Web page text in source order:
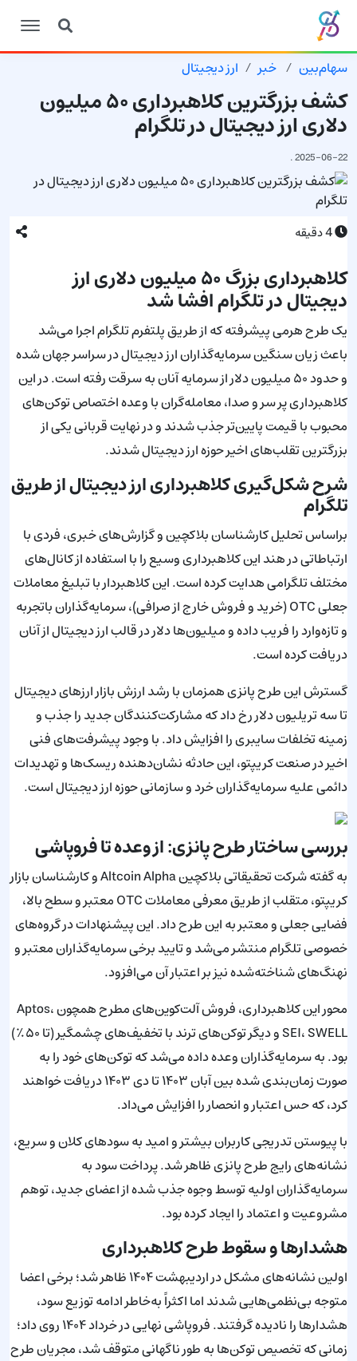
سهام‌بین خبر ارز دیجیتال
کشف بزرگترین کلاهبرداری ۵۰ میلیون
دلاری ارز دیجیتال در تلگرام
2025-06-22
.
4دقیقه
کلاهبرداری بزرگ ۵۰ میلیون دلاری ارز
دیجیتال در تلگرام افشا شد
یک طرح هرمی پیشرفته که از طریق پلتفرم تلگرام اجرا می‌شد
باعث زیان سنگین سرمایه‌گذاران ارز دیجیتال در سراسر جهان شده
و حدود ۵۰ میلیون دلار از سرمایه آنان به سرقت رفته است. در این
کلاهبرداری پر سر و صدا، معامله‌گران با وعده اختصاص توکن‌های
محبوب با قیمت پایین‌تر جذب شدند و در نهایت قربانی یکی از
بزرگترین تقلب‌های اخیر حوزه ارز دیجیتال شدند.
شرح شکل‌گیری کلاهبرداری ارز دیجیتال از طریق
تلگرام
براساس تحلیل کارشناسان بلاکچین و گزارش‌های خبری، فردی با
ارتباطاتی در هند این کلاهبرداری وسیع را با استفاده از کانال‌های
مختلف تلگرامی هدایت کرده است. این کلاهبردار با تبلیغ معاملات
جعلی OTC (خرید و فروش خارج از صرافی)، سرمایه‌گذاران باتجربه
و تازه‌وارد را فریب داده و میلیون‌ها دلار در قالب ارز دیجیتال از آنان
دریافت کرده است.
گسترش این طرح پانزی همزمان با رشد ارزش بازار ارزهای دیجیتال
تا سه تریلیون دلار رخ داد که مشارکت‌کنندگان جدید را جذب و
زمینه تخلفات سایبری را افزایش داد. با وجود پیشرفت‌های فنی
اخیر در صنعت کریپتو، این حادثه نشان‌دهنده ریسک‌ها و تهدیدات
دائمی علیه سرمایه‌گذاران خرد و سازمانی حوزه ارز دیجیتال است.
بررسی ساختار طرح پانزی: از وعده تا فروپاشی
به گفته شرکت تحقیقاتی بلاکچین Altcoin Alpha و کارشناسان بازار
کریپتو، متقلب از طریق معرفی معاملات OTC معتبر و سطح بالا،
فضایی جعلی و معتبر به این طرح داد. این پیشنهادات در گروه‌های
خصوصی تلگرام منتشر می‌شد و تایید برخی سرمایه‌گذاران معتبر و
نهنگ‌های شناخته‌شده نیز بر اعتبار آن می‌افزود.
محور این کلاهبرداری، فروش آلت‌کوین‌های مطرح همچون Aptos،
SEI، SWELL و دیگر توکن‌های ترند با تخفیف‌های چشمگیر (تا ۵۰٪)
بود. به سرمایه‌گذاران وعده داده می‌شد که توکن‌های خود را به
صورت زمان‌بندی شده بین آبان ۱۴۰۳ تا دی ۱۴۰۳ دریافت خواهند
کرد، که حس اعتبار و انحصار را افزایش می‌داد.
با پیوستن تدریجی کاربران بیشتر و امید به سودهای کلان و سریع،
نشانه‌های رایج طرح پانزی ظاهر شد. پرداخت سود به
سرمایه‌گذاران اولیه توسط وجوه جذب شده از اعضای جدید، توهم
مشروعیت و اعتماد را ایجاد کرده بود.
هشدارها و سقوط طرح کلاهبرداری
اولین نشانه‌های مشکل در اردیبهشت ۱۴۰۴ ظاهر شد؛ برخی اعضا
متوجه بی‌نظمی‌هایی شدند اما اکثراً به‌خاطر ادامه توزیع سود،
هشدارها را نادیده گرفتند. فروپاشی نهایی در خرداد ۱۴۰۴ روی داد؛
زمانی که تخصیص توکن‌ها به طور ناگهانی متوقف شد، مجریان طرح